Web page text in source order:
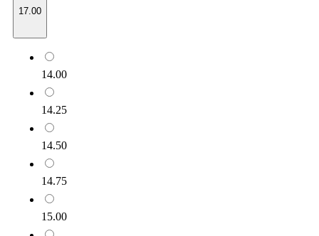
17.00
14.00
14.25
14.50
14.75
15.00